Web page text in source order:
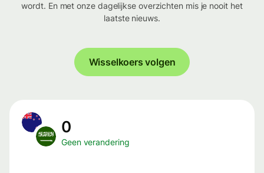
wordt. En met onze dagelijkse overzichten mis je nooit het
laatste nieuws.
Wisselkoers volgen
0
Geen verandering